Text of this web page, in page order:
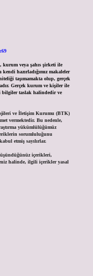
veya şahıs şirketi ile
hazırladığımız makaleler
taşımamakta olup, gerçek
Gerçek kurum ve kişiler ile
bilgiler taslak halindedir ve
ve İletişim Kurumu (BTK)
vermektedir. Bu nedenle,
yükümlülüğümüz
sorumluluğunu
etmiş sayılırlar.
içerikleri,
halinde, ilgili içerikler yasal